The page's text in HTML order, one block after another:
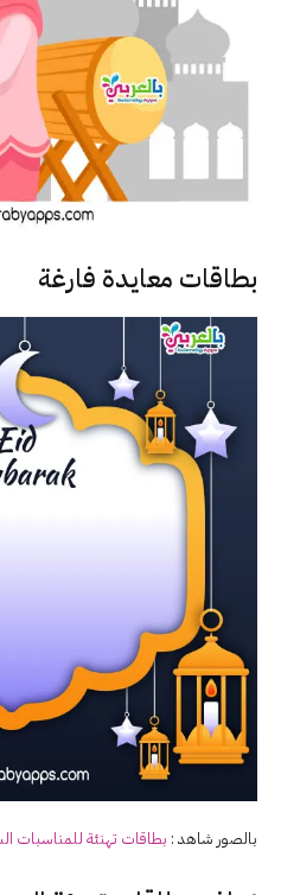
بطاقات معايدة فارغة
بالصور شاهد : بطاقات تهنئة للمناسبات